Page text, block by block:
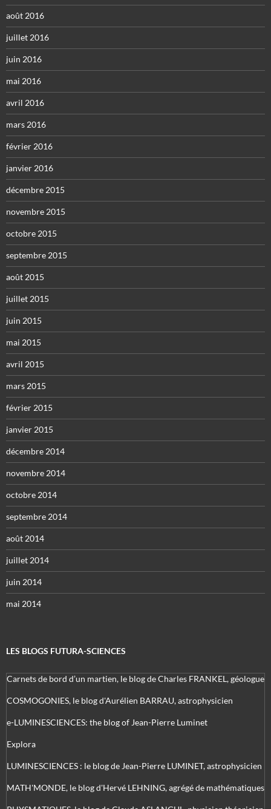
août 2016
juillet 2016
juin 2016
mai 2016
avril 2016
mars 2016
février 2016
janvier 2016
décembre 2015
novembre 2015
octobre 2015
septembre 2015
août 2015
juillet 2015
juin 2015
mai 2015
avril 2015
mars 2015
février 2015
janvier 2015
décembre 2014
novembre 2014
octobre 2014
septembre 2014
août 2014
juillet 2014
juin 2014
mai 2014
LES BLOGS FUTURA-SCIENCES
Carnets de bord d’un martien, le blog de Charles FRANKEL, géologue
COSMOGONIES, le blog d'Aurélien BARRAU, astrophysicien
e-LUMINESCIENCES: the blog of Jean-Pierre Luminet
Explora
LUMINESCIENCES : le blog de Jean-Pierre LUMINET, astrophysicien
MATH'MONDE, le blog d'Hervé LEHNING, agrégé de mathématiques